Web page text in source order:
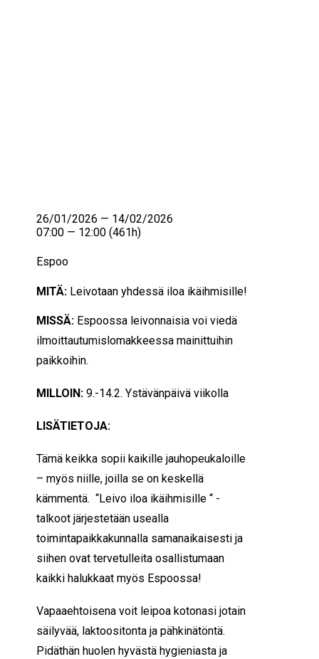
MITÄ: Leivotaan yhdessä iloa ikäihmisille!
MISSÄ: Espoossa leivonnaisia voi viedä
ilmoittautumislomakkeessa mainittuihin
paikkoihin.
MILLOIN: 9.-14.2. Ystävänpäivä viikolla
LISÄTIETOJA:
Tämä keikka sopii kaikille jauhopeukaloille
– myös niille, joilla se on keskellä
kämmentä. “Leivo iloa ikäihmisille “ -
talkoot järjestetään usealla
toimintapaikkakunnalla samanaikaisesti ja
siihen ovat tervetulleita osallistumaan
kaikki halukkaat myös Espoossa!
Vapaaehtoisena voit leipoa kotonasi jotain
säilyvää, laktoositonta ja pähkinätöntä.
Pidäthän huolen hyvästä hygieniasta ja
26/01/2026 — 14/02/2026
07:00 — 12:00 (461h)
Espoo